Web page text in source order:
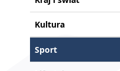
Kultura
Sport